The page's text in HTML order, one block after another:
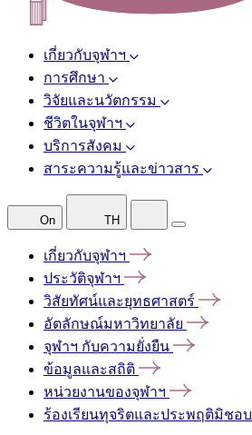
เกี่ยวกับจุฬาฯ
การศึกษา
วิจัยและนวัตกรรม
ชีวิตในจุฬาฯ
บริการสังคม
สาระความรู้และข่าวสาร
On TH
เกี่ยวกับจุฬาฯ
ประวัติจุฬาฯ
วิสัยทัศน์และยุทธศาสตร์
อัตลักษณ์มหาวิทยาลัย
จุฬาฯ กับความยั่งยืน
ข้อมูลและสถิติ
หน่วยงานของจุฬาฯ
ร้องเรียนทุจริตและประพฤติมิชอบ